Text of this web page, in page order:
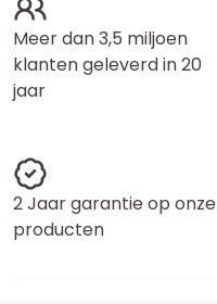
Meer dan 3,5 miljoen
klanten geleverd in 20
jaar
2 Jaar garantie op onze
producten